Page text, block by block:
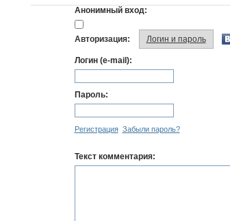
Анонимный вход:
Авторизация: Логин и пароль
Логин (e-mail):
Пароль:
Регистрация Забыли пароль?
Текст комментария: